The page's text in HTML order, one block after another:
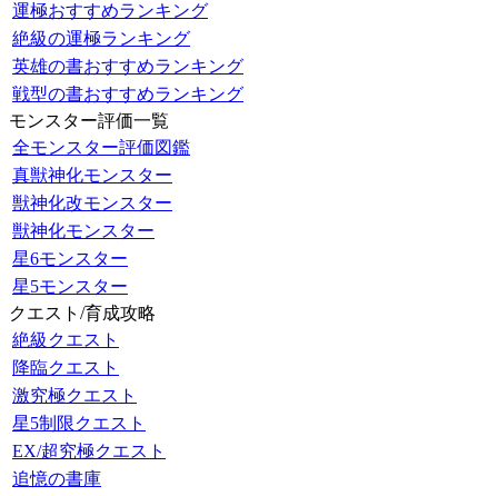
運極おすすめランキング
絶級の運極ランキング
英雄の書おすすめランキング
戦型の書おすすめランキング
モンスター評価一覧
全モンスター評価図鑑
真獣神化モンスター
獣神化改モンスター
獣神化モンスター
星6モンスター
星5モンスター
クエスト/育成攻略
絶級クエスト
降臨クエスト
激究極クエスト
星5制限クエスト
EX/超究極クエスト
追憶の書庫